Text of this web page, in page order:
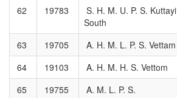
62
19783
S. H. M. U. P. S. Kuttayi
South
63 19705 A. H. M. L. P. S. Vettam
64
19103 A. H. M. H. S. Vettom
65
19755
A. M. L. P. S.